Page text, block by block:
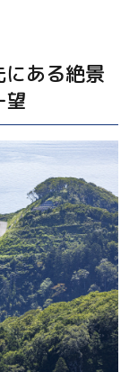
ある絶景
望